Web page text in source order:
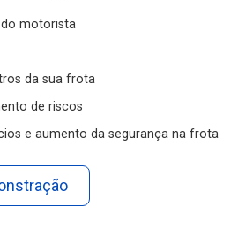
motorista
da sua frota
de riscos
e aumento da segurança na frota